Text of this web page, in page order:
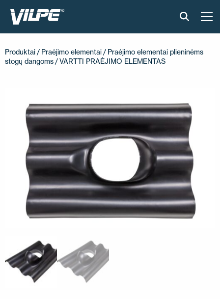
ĮGYVENDINTI PROJEKTAI
MONTAVIMAS IR BROŠIŪROS
STRAIPSNIAI IR NAUJIENOS
APIE ĮMONĘ
FI USA SV SV-FI
Produktai / Praėjimo elementai / Praėjimo elementai plieninėms
stogų dangoms / VARTTI PRAĖJIMO ELEMENTAS